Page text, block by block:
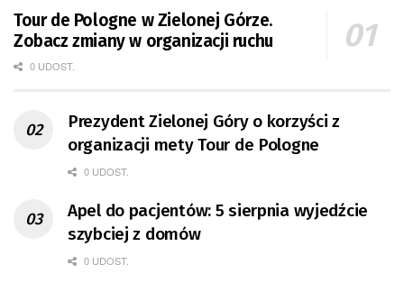
Tour de Pologne w Zielonej Górze.
Zobacz zmiany w organizacji ruchu
0 UDOST.
Prezydent Zielonej Góry o korzyści z
organizacji mety Tour de Pologne
0 UDOST.
Apel do pacjentów: 5 sierpnia wyjedźcie
szybciej z domów
0 UDOST.